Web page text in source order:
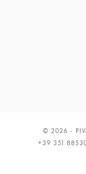
© 2026 -
+39